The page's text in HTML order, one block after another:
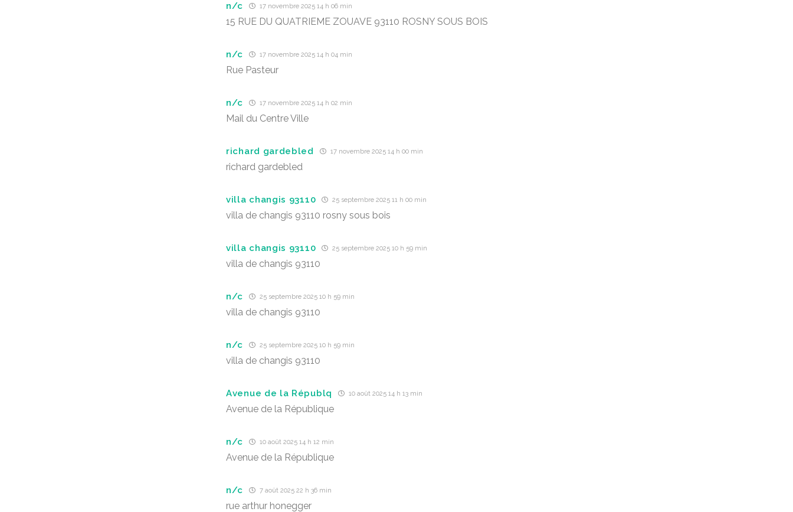
n/c 17 novembre 2025 14 h 06 min
15 RUE DU QUATRIEME ZOUAVE 93110 ROSNY SOUS BOIS
n/c 17 novembre 2025 14 h 04 min
Rue Pasteur
n/c 17 novembre 2025 14 h 02 min
Mail du Centre Ville
richard gardebled 17 novembre 2025 14 h 00 min
richard gardebled
villa changis 93110 25 septembre 2025 11 h 00 min
villa de changis 93110 rosny sous bois
villa changis 93110 25 septembre 2025 10 h 59 min
villa de changis 93110
n/c 25 septembre 2025 10 h 59 min
villa de changis 93110
n/c 25 septembre 2025 10 h 59 min
villa de changis 93110
Avenue de la Républq 10 août 2025 14 h 13 min
Avenue de la République
n/c 10 août 2025 14 h 12 min
Avenue de la République
n/c 7 août 2025 22 h 36 min
rue arthur honegger